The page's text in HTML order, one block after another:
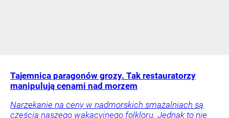
Tajemnica paragonów grozy. Tak restauratorzy
manipulują cenami nad morzem
Narzekanie na ceny w nadmorskich smażalniach są
częścią naszego wakacyjnego folkloru. Jednak to nie